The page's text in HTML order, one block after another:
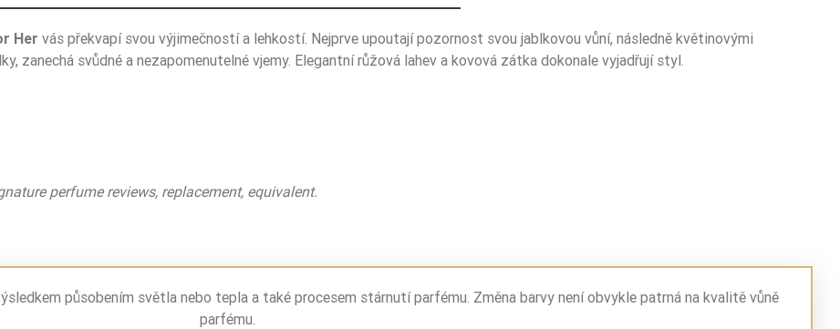
Her vás překvapí svou výjimečností a lehkostí. Nejprve upoutají pozornost svou jablkovou vůní, následně květinovými
zanechá svůdné a nezapomenutelné vjemy. Elegantní růžová lahev a kovová zátka dokonale vyjadřují styl.
perfume reviews, replacement, equivalent.
anyż gwiazdkowaty
orchidea
wanilia
působením světla nebo tepla a také procesem stárnutí parfému. Změna barvy není obvykle patrná na kvalitě vůně
parfému.